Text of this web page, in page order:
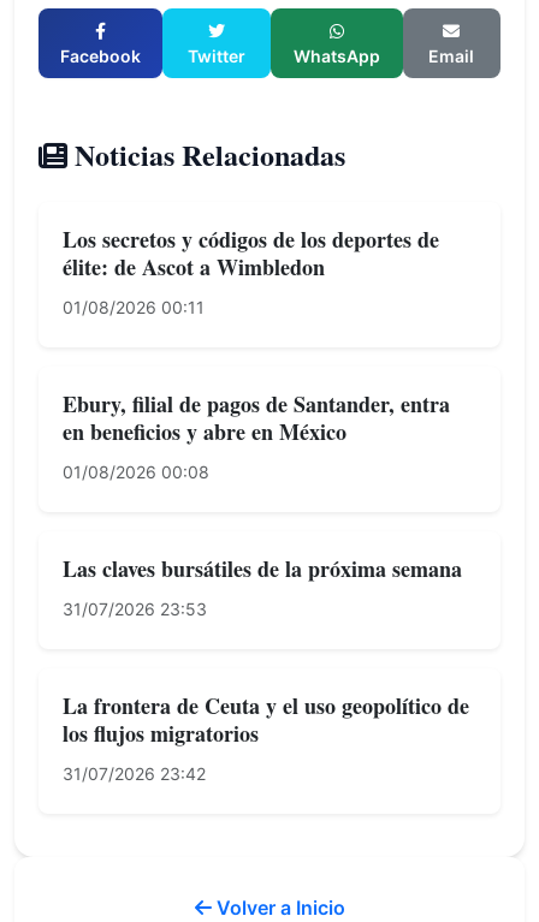
Facebook Twitter WhatsApp Email
Noticias Relacionadas
Los secretos y códigos de los deportes de
élite: de Ascot a Wimbledon
01/08/2026 00:11
Ebury, filial de pagos de Santander, entra
en beneficios y abre en México
01/08/2026 00:08
Las claves bursátiles de la próxima semana
31/07/2026 23:53
La frontera de Ceuta y el uso geopolítico de
los flujos migratorios
31/07/2026 23:42
Volver a Inicio